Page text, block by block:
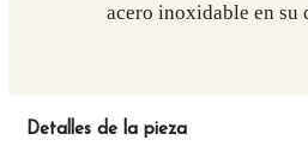
acero inoxidable en su
Detalles de la pieza